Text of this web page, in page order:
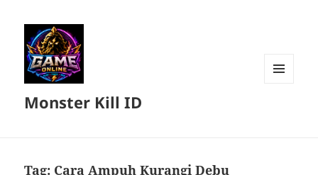
Monster Kill ID
Tag: Cara Ampuh Kurangi Debu